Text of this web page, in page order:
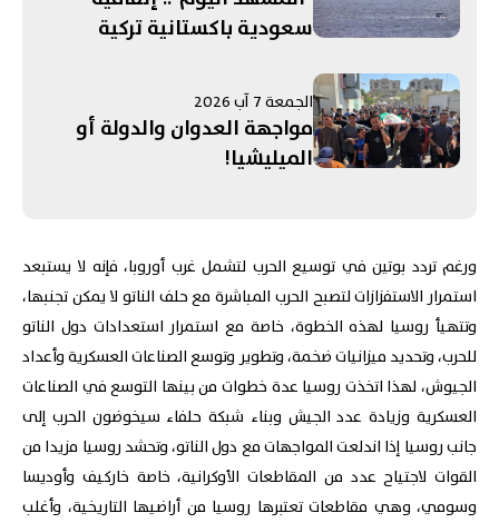
سعودية باكستانية تركية
إيران تستنزف مخزون الأسلحة
الأميركية.. ومفاوضات روما
تنتهي بلا "نتائج حاسمة"
الجمعة 7 آب 2026
مواجهة العدوان والدولة أو
الميليشيا!
ورغم تردد بوتين في توسيع الحرب لتشمل غرب أوروبا، فإنه لا يستبعد
استمرار الاستفزازات لتصبح الحرب المباشرة مع حلف الناتو لا يمكن تجنبها،
وتتهيأ روسيا لهذه الخطوة، خاصة مع استمرار استعدادات دول الناتو
للحرب، وتحديد ميزانيات ضخمة، وتطوير وتوسع الصناعات العسكرية وأعداد
الجيوش، لهذا اتخذت روسيا عدة خطوات من بينها التوسع في الصناعات
العسكرية وزيادة عدد الجيش وبناء شبكة حلفاء سيخوضون الحرب إلى
جانب روسيا إذا اندلعت المواجهات مع دول الناتو، وتحشد روسيا مزيدا من
القوات لاجتياح عدد من المقاطعات الأوكرانية، خاصة خاركيف وأوديسا
وسومي، وهي مقاطعات تعتبرها روسيا من أراضيها التاريخية، وأغلب